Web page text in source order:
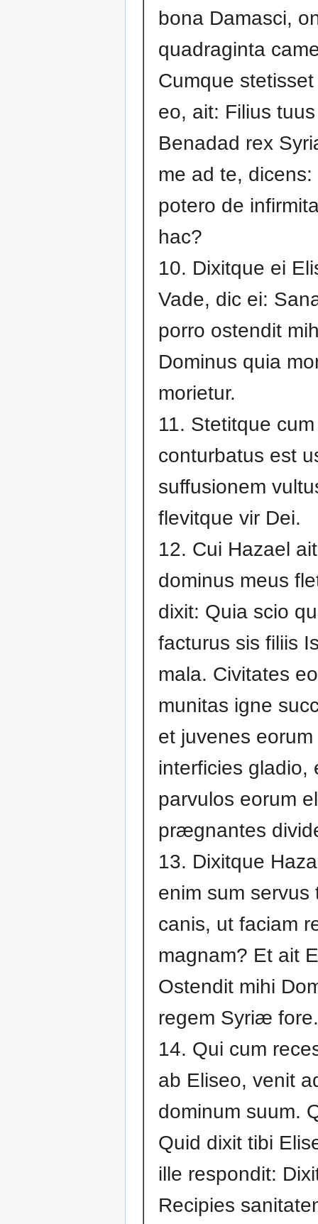
bona Damasci,
quadraginta
Cumque
eo, ait: Filius tuus
Benadad rex
me ad te,
potero de
hac?
10. Dixitque ei
Vade, dic ei:
porro ostendit
Dominus quia
morietur.
11. Stetitque
conturbatus est
suffusionem
flevitque vir Dei.
12. Cui Hazael
dominus meus
dixit: Quia scio
facturus sis filiis
mala. Civitates
munitas igne
et juvenes eorum
interficies gladio,
parvulos eorum
prægnantes
13. Dixitque
enim sum servus
canis, ut faciam
magnam? Et ait
Ostendit mihi
regem Syriæ fore.
14. Qui cum
ab Eliseo, venit
dominum suum.
Quid dixit tibi
ille respondit:
Recipies